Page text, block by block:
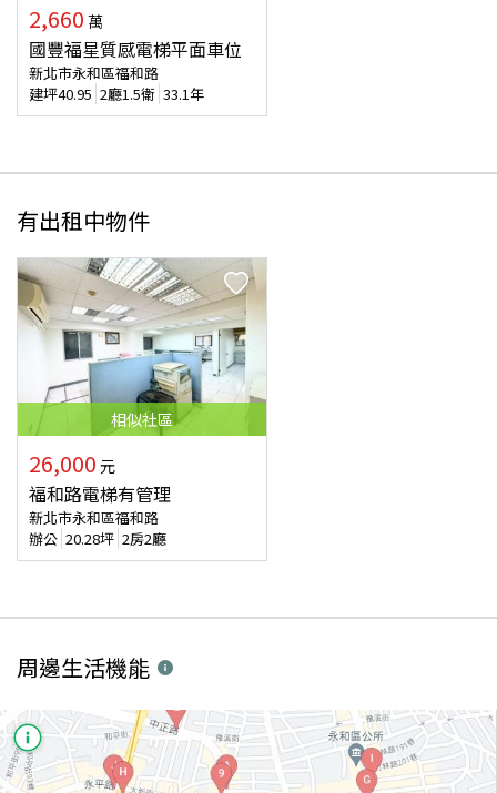
2,660 萬
國豐福星質感電梯平面車位
新北市永和區福和路
建坪40.95 2廳1.5衛 33.1年
有出租中物件
相似社區
26,000 元
福和路電梯有管理
新北市永和區福和路
辦公 20.28坪 2房2廳
周邊生活機能